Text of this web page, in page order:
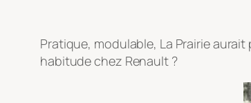
Pratique, modulable, La Prairie
habitude chez Renault ?